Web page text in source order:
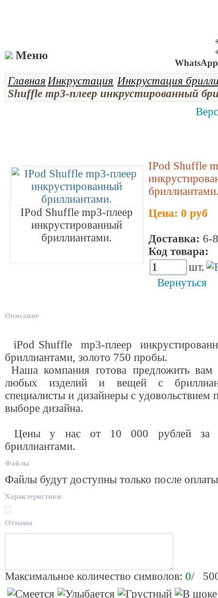
Меню
Главная Инкрустация Инкрустация
Shuffle mp3-плеер инкрустированный
IPod Shuffle mp3-плеер
инкрустированный
бриллиантами.
IPod Shuffle
Цена: 0 руб
Доставка: 6-
Код товара:
шт.
Вернуться
Описание
iPod Shuffle mp3-плеер
бриллиантами, золото 750 пробы.
Наша компания готова предложить вам
любых изделий и вещей с
специалисты и дизайнеры с удовольствием
выборе дизайна.
Цены у нас от 10 000 рублей за
бриллиантами.
Файлы
Файлы будут доступны только после оплаты
Характеристики
Отзывы
Максимальное количество символов: 0/